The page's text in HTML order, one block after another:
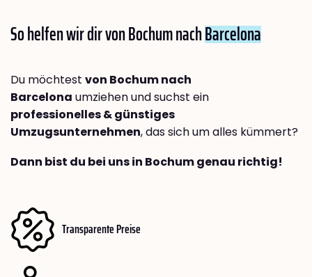
So helfen wir dir von Bochum nachBarcelona
Du möchtest von Bochum nach
Barcelona umziehen und suchst ein
professionelles & günstiges
Umzugsunternehmen, das sich um alles kümmert?
Dann bist du bei uns in Bochum genau richtig!
Transparente Preise